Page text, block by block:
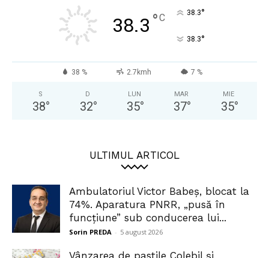
38.3 °C 38.3°
38.3°
38 % 2.7kmh 7 %
S
38°
D
32°
LUN
35°
MAR
37°
MIE
35°
ULTIMUL ARTICOL
Ambulatoriul Victor Babeș, blocat la
74%. Aparatura PNRR, „pusă în
funcțiune” sub conducerea lui...
Sorin PREDA - 5 august 2026
Vânzarea de pastile Colebil și